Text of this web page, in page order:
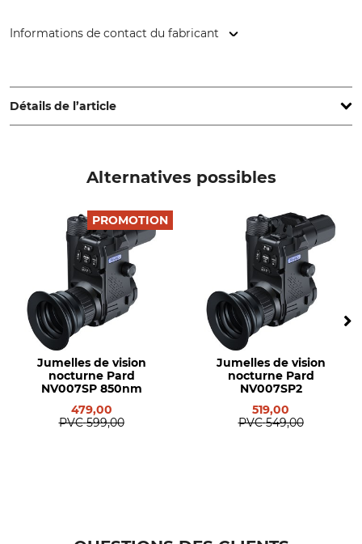
Informations de contact du fabricant
Warsaw - Mazowieckie, Poland, www.pard.com
Détails de l’article
Alternatives possibles
PROMOTION
Jumelles de vision
nocturne Pard
NV007SP 850nm
479,00
PVC 599,00
Jumelles de vision
nocturne Pard
NV007SP2
519,00
PVC 549,00